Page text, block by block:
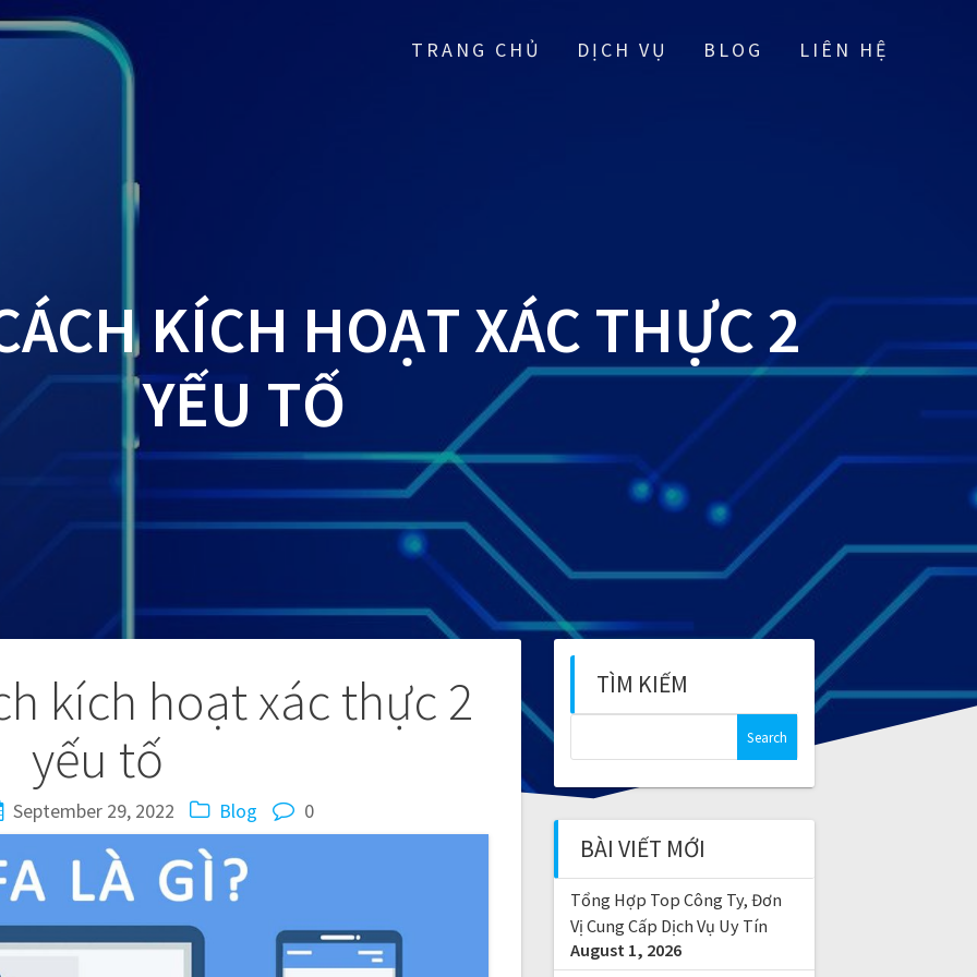
TRANG CHỦ DỊCH VỤ BLOG LIÊN HỆ
KÍCH HOẠT XÁC THỰC 2
YẾU TỐ
kích hoạt xác thực 2
yếu tố
September 29, 2022 Blog 0
TÌM KIẾM
r
c
f
o
r
:
BÀI VIẾT MỚI
Tổng Hợp Top Công Ty, Đơn
Vị Cung Cấp Dịch Vụ Uy Tín
August 1, 2026